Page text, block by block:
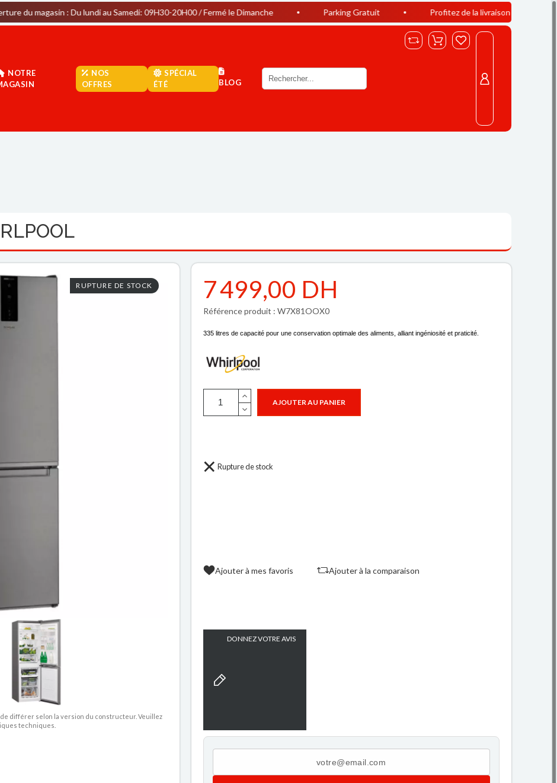
: Du lundi au Samedi: 09H30-20H00 / Fermé le Dimanche Parking Gratuit Profitez de la livraison offerte à Casablanca dès
NOTRE
NOS
OFFRES
SPÉCIAL
ÉTÉ
BLOG
RUPTURE DE STOCK
différer selon la version du constructeur. Veuillez
techniques.
7 499,00 DH
Référence produit : W7X81OOX0
335 litres de capacité pour une conservation optimale des aliments, alliant ingéniosité et praticité.
AJOUTER AU PANIER
Rupture de stock
Ajouter à mes favoris Ajouter à la comparaison
DONNEZ VOTRE AVIS